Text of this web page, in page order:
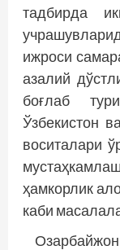
тадбирда
ижроси
азалий
боғлаб
Ўзбекистон
воситалари
ҳамкорлик
каби